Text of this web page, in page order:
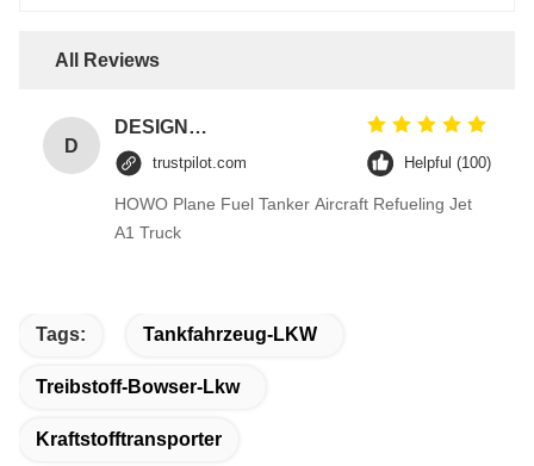
All Reviews
D
DESIGNER CODE
trustpilot.com Helpful (100)
HOWO Plane Fuel Tanker Aircraft Refueling Jet
A1 Truck
Tags: Tankfahrzeug-LKW
Treibstoff-Bowser-Lkw
Kraftstofftransporter